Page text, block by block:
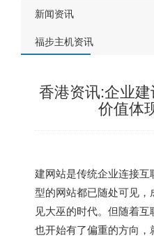
新闻资讯
福步主机资讯
香港资讯:企业
价值体
建网站是传统企业连接
型的网站都已随处可见
见大巫的时代。但随着
也开始有了偏重的方向